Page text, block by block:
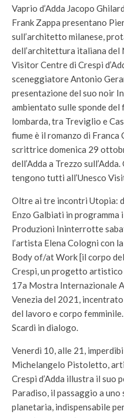
Vaprio d’Adda Jacopo
Frank Zappa presentano
sull’architetto milanese,
dell’architettura italiana del
Visitor Centre di Crespi
sceneggiatore Antonio
presentazione del suo noir
ambientato sulle sponde del
lombarda, tra Treviglio e
fiume è il romanzo di
scrittrice domenica 29
dell’Adda a Trezzo
tengono tutti all’Unesco
Oltre ai tre incontri Utopia:
Enzo Galbiati in programma
Produzioni Ininterrotte
l’artista Elena Cologni con
Body of/at Work [il corpo
Crespi, un progetto
17a Mostra Internazionale
Venezia del 2021,
del lavoro e corpo
Scardi in dialogo.
Venerdì 10, alle 21,
Michelangelo Pistoletto,
Crespi d’Adda illustra il suo
Paradiso, il passaggio a
planetaria, indispensabile